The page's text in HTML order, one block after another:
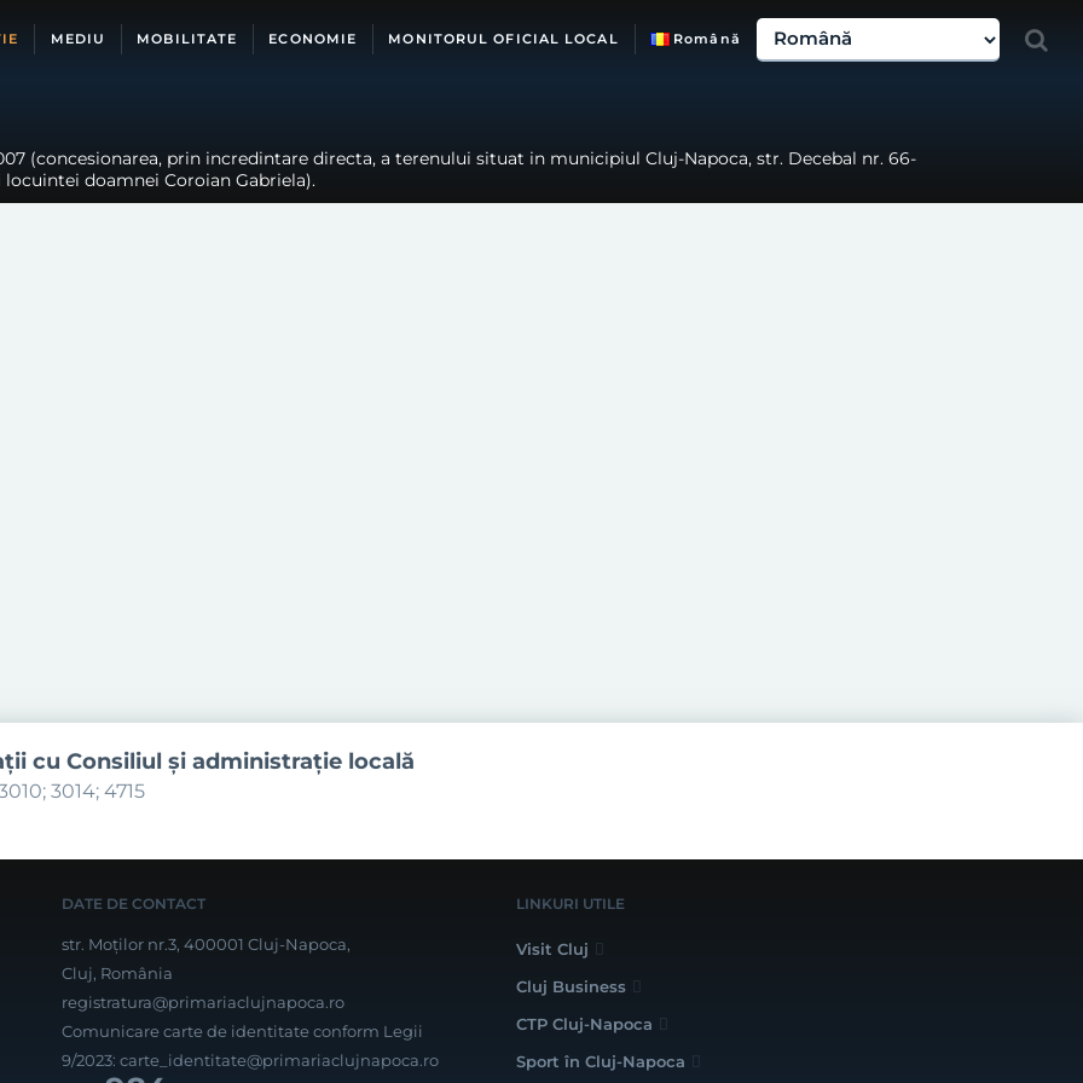
MEDIU MOBILITATE ECONOMIE MONITORUL OFICIAL LOCAL Română
(concesionarea, prin incredintare directa, a terenului situat in municipiul Cluj-Napoca, str. Decebal nr. 66-
doamnei Coroian Gabriela).
cu Consiliul şi administraţie locală
3014; 4715
DATE DE CONTACT
str. Moților nr.3, 400001 Cluj-Napoca,
Cluj, România
registratura@primariaclujnapoca.ro
Comunicare carte de identitate conform Legii
9/2023: carte_identitate@primariaclujnapoca.ro
LINKURI UTILE
Visit Cluj
Cluj Business
CTP Cluj-Napoca
Sport în Cluj-Napoca